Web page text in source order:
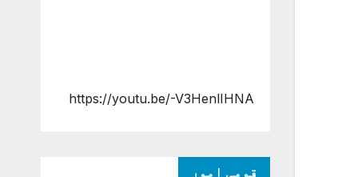
https://youtu.be/-V3HenlIHNA
قومی امور